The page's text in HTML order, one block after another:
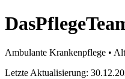
Ambulante Krankenpflege •
Letzte Aktualisierung: